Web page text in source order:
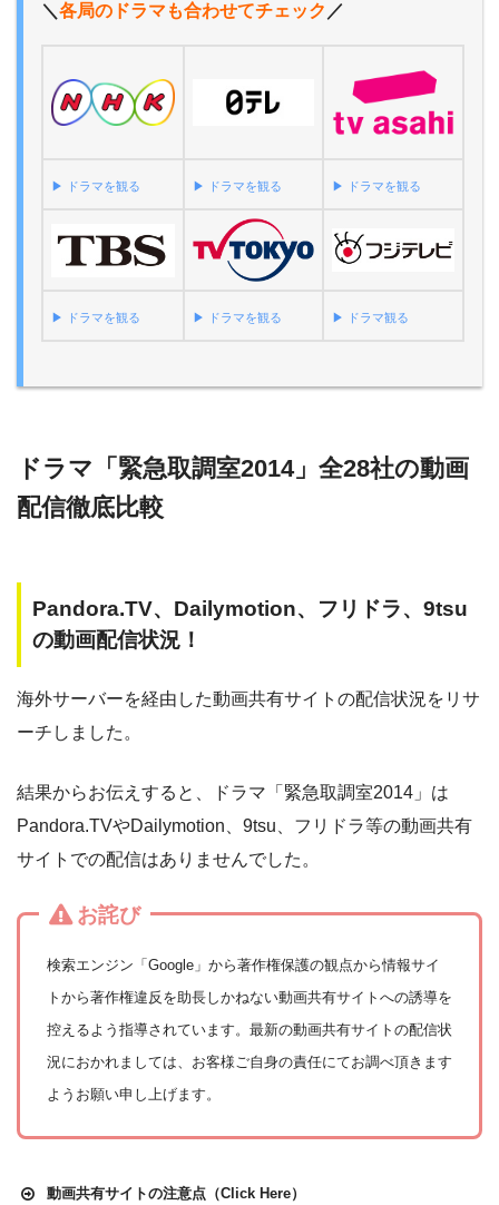
＼ 各局のドラマも合わせてチェック ／
▶︎ ドラマを観る ▶︎ ドラマを観る ▶︎ ドラマを観る
▶︎ ドラマを観る ▶︎ ドラマを観る ▶︎ ドラマ観る
ドラマ「緊急取調室2014」全28社の動画
配信徹底比較
Pandora.TV、Dailymotion、フリドラ、9tsu
の動画配信状況！
海外サーバーを経由した動画共有サイトの配信状況をリサ
ーチしました。
結果からお伝えすると、ドラマ「緊急取調室2014」は
Pandora.TVやDailymotion、9tsu、フリドラ等の動画共有
サイトでの配信はありませんでした。
お詫び
検索エンジン「Google」から著作権保護の観点から情報サイ
トから著作権違反を助長しかねない動画共有サイトへの誘導を
控えるよう指導されています。最新の動画共有サイトの配信状
況におかれましては、お客様ご自身の責任にてお調べ頂きます
ようお願い申し上げます。
動画共有サイトの注意点（Click Here）